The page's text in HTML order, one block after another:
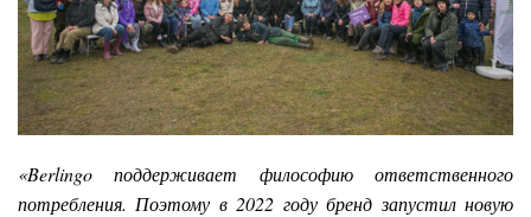
«Berlingo поддерживает философию ответственного
потребления. Поэтому в 2022 году бренд запустил новую